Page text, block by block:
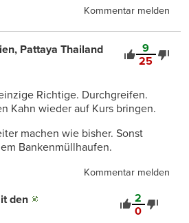
Kommentar melden
9
25
Pattaya Thailand
Richtige. Durchgreifen.
Kahn wieder auf Kurs bringen.
machen wie bisher. Sonst
Bankenmüllhaufen.
Kommentar melden
2
0
den